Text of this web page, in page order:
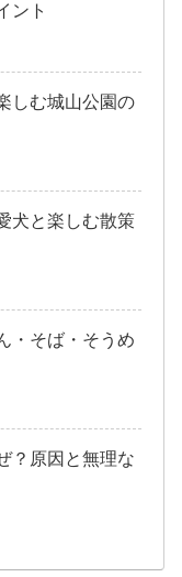
ント
しむ城山公園の
犬と楽しむ散策
・そば・そうめ
？原因と無理な